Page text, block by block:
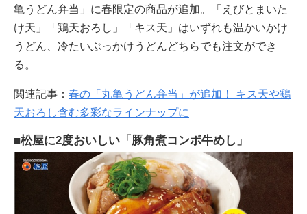
亀うどん弁当」に春限定の商品が追加。「えびとまいた
け天」「鶏天おろし」「キス天」はいずれも温かいかけ
うどん、冷たいぶっかけうどんどちらでも注文ができ
る。
関連記事： 春の「丸亀うどん弁当」が追加！ キス天や鶏
天おろし含む多彩なラインナップに
■松屋に2度おいしい「豚角煮コンボ牛めし」